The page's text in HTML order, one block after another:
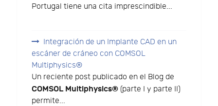
Portugal tiene una cita imprescindible...
Integración de un Implante CAD en un
escáner de cráneo con COMSOL
Multiphysics®
Un reciente post publicado en el Blog de
COMSOL Multiphysics® (parte I y parte II)
permite...